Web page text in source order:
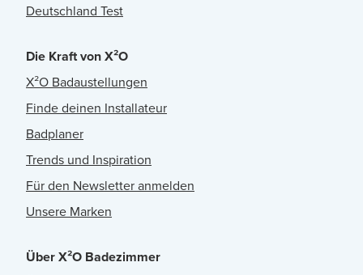
Deutschland Test
Die Kraft von X²O
X²O Badaustellungen
Finde deinen Installateur
Badplaner
Trends und Inspiration
Für den Newsletter anmelden
Unsere Marken
Über X²O Badezimmer